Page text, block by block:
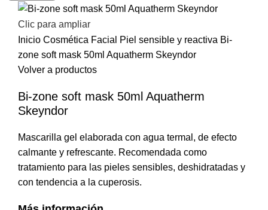
Clic para ampliar
Inicio Cosmética Facial Piel sensible y reactiva Bi-
zone soft mask 50ml Aquatherm Skeyndor
Volver a productos
Bi-zone soft mask 50ml Aquatherm
Skeyndor
Mascarilla gel elaborada con agua termal, de efecto
calmante y refrescante. Recomendada como
tratamiento para las pieles sensibles, deshidratadas y
con tendencia a la cuperosis.